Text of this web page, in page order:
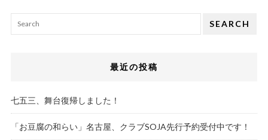
SEARCH
最近の投稿
七五三、舞台復帰しました！
「お豆腐の和らい」名古屋、クラブSOJA先行予約受付中です！